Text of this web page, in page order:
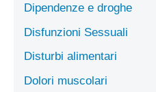
Dipendenze e droghe
Disfunzioni Sessuali
Disturbi alimentari
Dolori muscolari